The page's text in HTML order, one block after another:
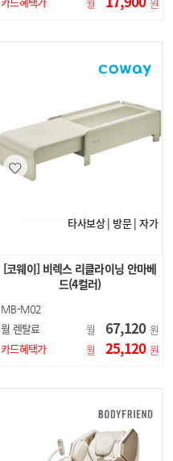
타사보상 | 방문 | 자가
[코웨이] 비렉스 리클라이닝 안마베
드(4컬러)
MB-M02
월 렌탈료 월 67,120 원
카드혜택가
월 25,120 원